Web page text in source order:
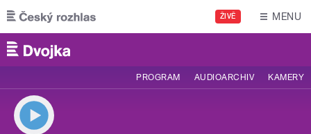
Přejít k hlavnímu obsahu
ŽIVĚ MENU
PROGRAM AUDIOARCHIV KAMERY